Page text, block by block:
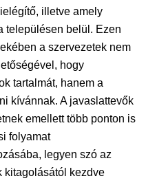
illetve amely
településen belül. Ezen
a szervezetek nem
hogy
tartalmát, hanem a
kívánnak. A javaslattevők
emellett több ponton is
folyamat
legyen szó az
kitagolásától kezdve